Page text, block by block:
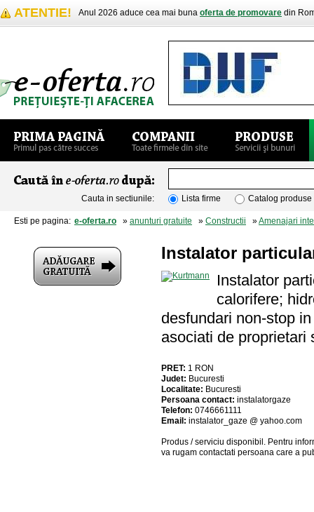
ATENTIE! Anul 2026 aduce cea mai buna oferta de promovare din
Cauta in sectiunile: Lista firme Catalog produse
Esti pe pagina: e-oferta.ro » anunturi gratuite » Constructii »Amenajari
Instalator
Instalator
calorifere;
desfundari non-stop
asociati de proprietari
PRET: 1 RON
Judet: Bucuresti
Localitate: Bucuresti
Persoana contact: instalatorgaze
Telefon: 0746661111
Email: instalator_gaze @ yahoo.com
Produs / serviciu disponibil . Pentru
va rugam contactati persoana care a